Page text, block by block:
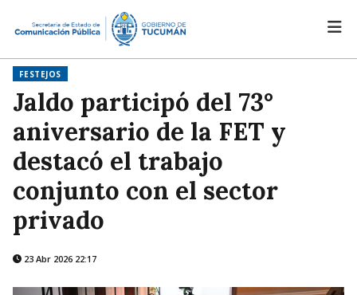
FESTEJOS
Jaldo participó del 73°
aniversario de la FET y
destacó el trabajo
conjunto con el sector
privado
23 Abr 2026 22:17